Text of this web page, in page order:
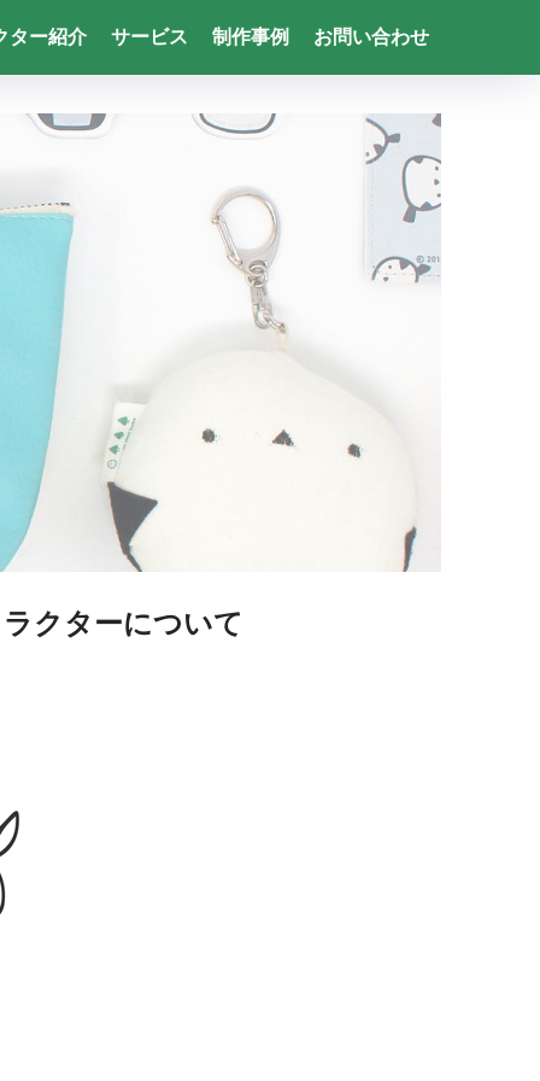
ター紹介 サービス 制作事例 お問い合わせ
クターについて